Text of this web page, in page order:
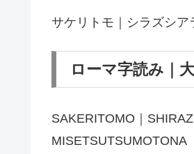
サケリトモ｜シラズシ
ローマ字読み｜
SAKERITOMO｜
MISETSUTSUMOTONA